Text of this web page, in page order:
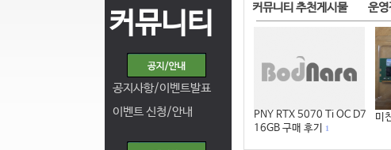
커뮤니티
공지사항/이벤트발표
이벤트 신청/안내
커뮤니티 추천게시물 운영
PNY RTX 5070 Ti OC D7
16GB 구매 후기
1
미